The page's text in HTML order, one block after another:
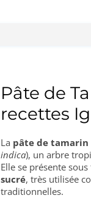
Pâte de
recettes
La pâte de tamarin
indica), un arbre
Elle se présente
sucré, très utilisée
traditionnelles.